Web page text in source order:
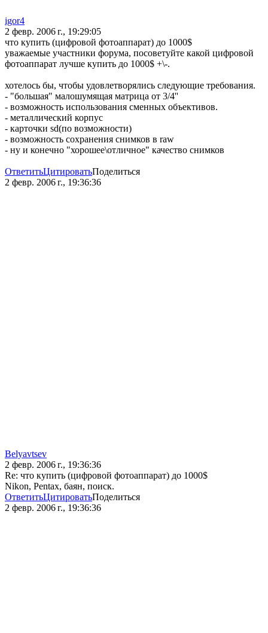
igor4
2 февр. 2006 г., 19:29:05
что купить (цифровой фотоаппарат) до 1000$
уважаемые участники форума, посоветуйте какой цифровой
фотоаппарат лучше купить до 1000$ +\-.
хотелось бы, чтобы удовлетворялись следующие требования.
- "большая" малошумящая матрица от 3/4''
- возможность использования сменных объективов.
- металлический корпус
- карточки sd(по возможности)
- возможность сохранения снимков в raw
- ну и конечно "хорошее\отличное" качество снимков
ОтветитьЦитироватьПоделиться
2 февр. 2006 г., 19:36:36
Belyavtsev
2 февр. 2006 г., 19:36:36
Re: что купить (цифровой фотоаппарат) до 1000$
Nikon, Pentax, баян, поиск.
ОтветитьЦитироватьПоделиться
2 февр. 2006 г., 19:36:36